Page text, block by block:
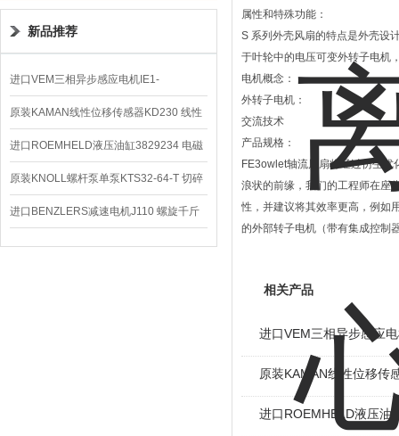
新品推荐
进口VEM三相异步感应电机IE1-
K21R80G4马达
原装KAMAN线性位移传感器KD230 线性
编码器
进口ROEMHELD液压油缸3829234 电磁
阀定位器
原装KNOLL螺杆泵单泵KTS32-64-T 切碎
排屑机
进口BENZLERS减速电机J110 螺旋千斤
顶BD-58
属性和特殊功能：
S 系列外壳风扇的特点是外壳设
于叶轮中的电压可变外转子电机
电机概念：
外转子电机：
交流技术
产品规格：
FE3owlet轴流风扇将经过仿生
浪状的前缘，我们的工程师在座
性，并建议将其效率更高，例如
的外部转子电机（带有集成控制
相关产品
进口VEM三相异步感应
原装KAMAN线性位移传
进口ROEMHELD液压油